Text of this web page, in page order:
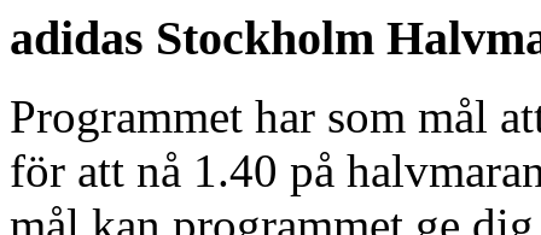
adidas Stockholm
Programmet har som mål
för att nå 1.40 på
mål kan programmet ge